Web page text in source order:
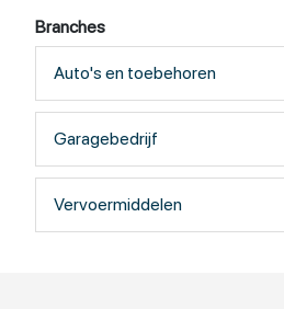
Branches
Auto's en toebehoren
Garagebedrijf
Vervoermiddelen